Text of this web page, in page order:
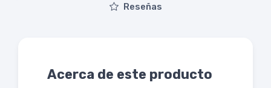
Reseñas
Acerca de este producto